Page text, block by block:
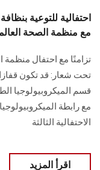
احتفالية للتوعية
مع منظمة الصحة
تزامنًا مع احتفال منظمة
تحت شعار: قد تكون
قسم الميكروبيولوجيا
مع رابطة
الاحتفالية الثالثة
اقرأ المزيد